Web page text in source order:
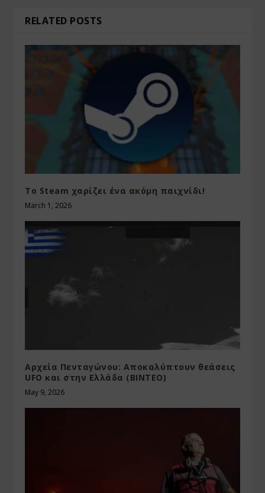
RELATED POSTS
Το Steam χαρίζει ένα ακόμη παιχνίδι!
March 1, 2026
Αρχεία Πενταγώνου: Αποκαλύπτουν θεάσεις
UFO και στην Ελλάδα (ΒΙΝΤΕΟ)
May 9, 2026